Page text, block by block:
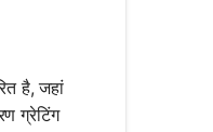
है, जहां
ग्रेटिंग